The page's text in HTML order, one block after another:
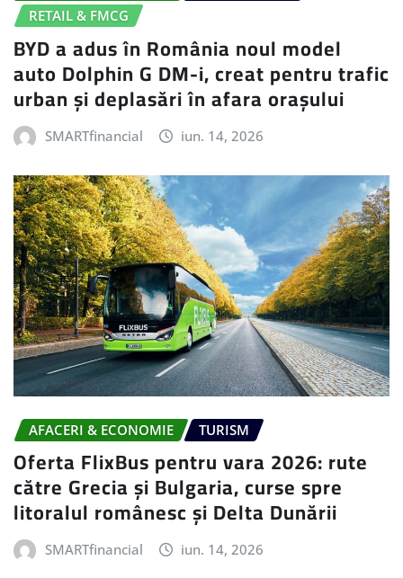
RETAIL & FMCG
BYD a adus în România noul model
auto Dolphin G DM-i, creat pentru trafic
urban și deplasări în afara orașului
SMARTfinancial iun. 14, 2026
AFACERI & ECONOMIE TURISM
Oferta FlixBus pentru vara 2026: rute
către Grecia și Bulgaria, curse spre
litoralul românesc și Delta Dunării
SMARTfinancial iun. 14, 2026